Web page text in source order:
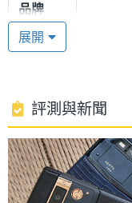
KitKat 作業系統
2.3GHz 四核處理
無線充電、NFC
極致的專屬服務，
私人助理服務，
CERTAINTY 品質
品牌
處理器
處理器
時脈
2.3 GHz
處理器
核心數
4
展開
評測與新聞